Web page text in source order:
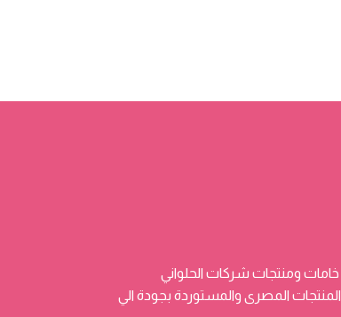
ومنتجات شركات الحلواني
متعددة من المنتجات المصرى والمستوردة بجودة الي